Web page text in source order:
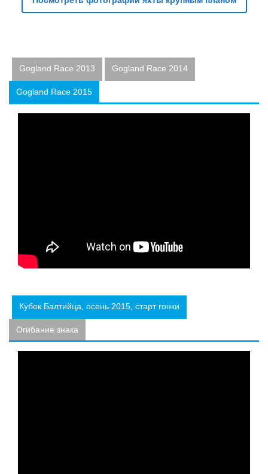
Gogland Race 2013 Gogland Race 2014
Gogland Race 2015
Кубок Балтийца, осень 2015, старт гонки
Огибание знака